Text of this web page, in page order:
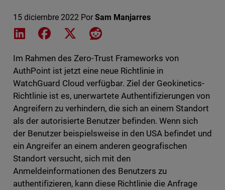
15 diciembre 2022 Por Sam Manjarres
Share on LinkedIn
Share on Facebook
Share on XShare on Reddit
Im Rahmen des Zero-Trust Frameworks von
AuthPoint ist jetzt eine neue Richtlinie in
WatchGuard Cloud verfügbar. Ziel der Geokinetics-
Richtlinie ist es, unerwartete Authentifizierungen von
Angreifern zu verhindern, die sich an einem Standort
als der autorisierte Benutzer befinden. Wenn sich
der Benutzer beispielsweise in den USA befindet und
ein Angreifer an einem anderen geografischen
Standort versucht, sich mit den
Anmeldeinformationen des Benutzers zu
authentifizieren, kann diese Richtlinie die Anfrage